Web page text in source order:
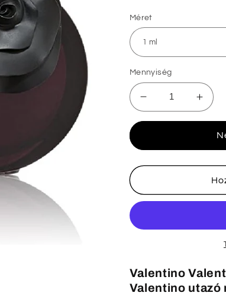
Méret
Mennyiség
Valentino
Valentina
minták
mennyiségének
Valentino
Valentino utazó